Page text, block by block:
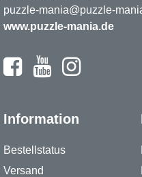
puzzle-mania@puzzle-
www.puzzle-mania.de
Information
Bestellstatus
Versand